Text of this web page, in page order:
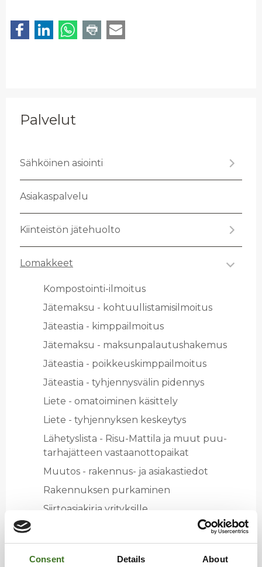
Consent Details About
Palvelut
Säh­köi­nen asioin­ti
Asia­kas­pal­ve­lu
Kiin­teis­tön jä­te­huol­to
Lo­mak­keet
Kom­pos­toin­ti-il­moi­tus
Jä­te­mak­su - koh­tuul­lis­ta­mi­sil­moi­tus
Jä­teas­tia - kimp­pail­moi­tus
Jä­te­mak­su - mak­sun­pa­lau­tus­ha­ke­mus
Jä­teas­tia - poik­keus­kimp­pail­moi­tus
Jä­teas­tia - tyh­jen­nys­vä­lin pi­den­nys
Liete - oma­toi­mi­nen kä­sit­te­ly
Liete - tyh­jen­nyk­sen kes­key­tys
Lä­he­tys­lis­ta - Risu-Mat­ti­la ja muut puu­
tar­ha­jät­teen vas­taan­ot­to­pai­kat
Muu­tos - ra­ken­nus- ja asia­kas­tie­dot
Ra­ken­nuk­sen pur­ka­mi­nen
Siir­toa­sia­kir­ja yri­tyk­sil­le
Ma­ja­saa­ren jä­te­kes­kus, Ka­jaa­ni